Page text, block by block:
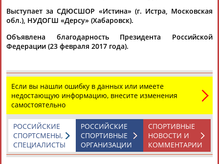
Фристайлисты Екатерина Мальцева и Артём Набиулин
победили в ски-кроссе на Универсиаде-2019
...в Красноярске. Серебряным призёром стала её
(Проект:Информационное агентство СТАДИОН)
Фристайлистка Анна Антонова – чемпионка Универсиады в
ски-кроссе
...Универсиаде, которая проходит в Алма-Ате. Чемпионкой
сталаАнна Антонова
, серебро завоевала Майя Аверьянова,
а бронзовым... ...Казахстан Фристайл. Ски-кросс Женщины 1.
Анна Антонова(Россия). 2. Майя Аверьянова (Россия). 3....
(Проект:Информационное агентство СТАДИОН)
07.02.2017
Выступает за СДЮСШОР «Истина» (г. Истра, Московская
обл.), НУДОГШ «Дерсу» (Хабаровск).
Объявлена благодарность Президента Российской
Федерации (23 февраля 2017 года).
Если вы нашли ошибку в данных или имеете
недостающую информацию, внесите изменения
самостоятельно
СПОРТИВНЫЕ
НОВОСТИ И
КОММЕНТАРИИ
РОССИЙСКИЕ
СПОРТИВНЫЕ
ОРГАНИЗАЦИИ
РОССИЙСКИЕ
СПОРТСМЕНЫ,
СПЕЦИАЛИСТЫ